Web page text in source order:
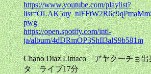
https://www.youtube.com/playlist?
pwg
https://open.spotify.com/intl-
ja/album/4dDRmOP3ShIl3alS9b581m
Chano Diaz Limaco アヤクーチョ
タ ライブ17分